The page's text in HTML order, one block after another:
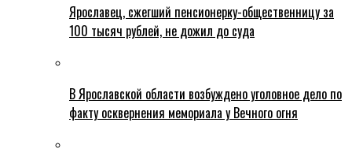
Ярославец, сжегший пенсионерку-общественницу за
100 тысяч рублей, не дожил до суда
В Ярославской области возбуждено уголовное дело по
факту осквернения мемориала у Вечного огня